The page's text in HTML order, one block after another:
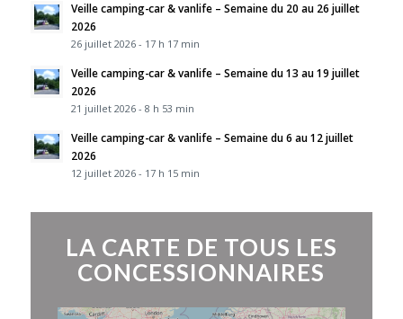
Veille camping-car & vanlife – Semaine du 20 au 26 juillet
2026
26 juillet 2026 - 17 h 17 min
Veille camping-car & vanlife – Semaine du 13 au 19 juillet
2026
21 juillet 2026 - 8 h 53 min
Veille camping-car & vanlife – Semaine du 6 au 12 juillet
2026
12 juillet 2026 - 17 h 15 min
LA CARTE DE TOUS LES
CONCESSIONNAIRES